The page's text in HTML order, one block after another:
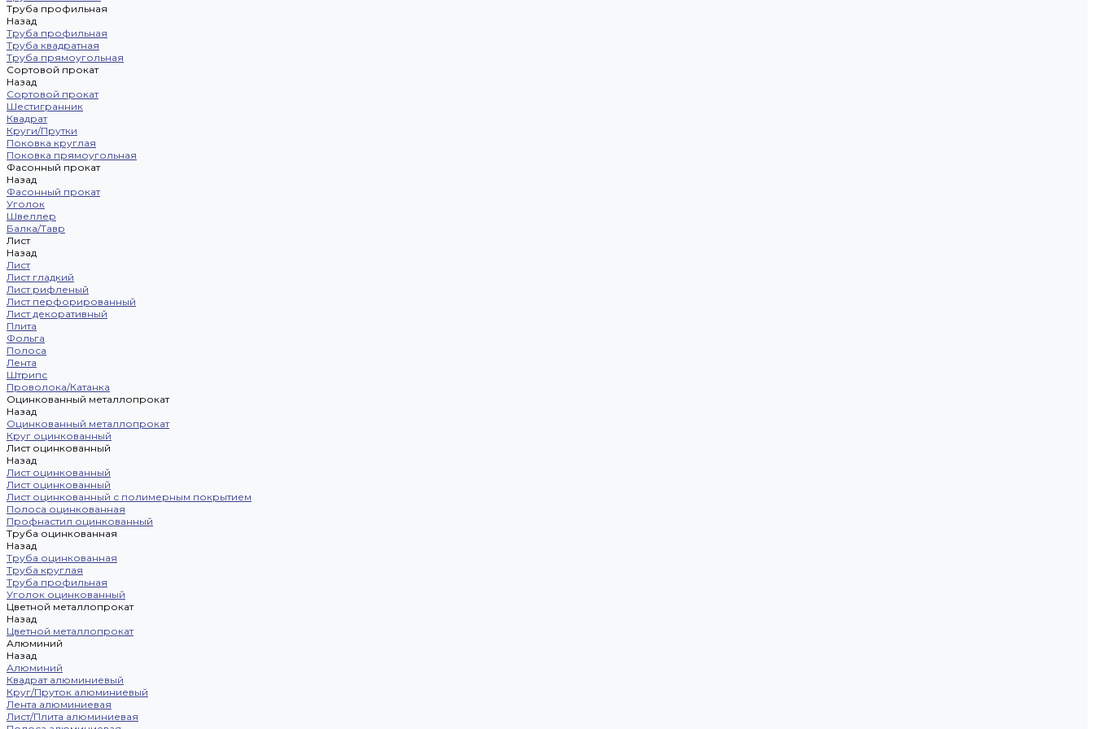
Труба профильная
Назад
Труба профильная
Труба квадратная
Труба прямоугольная
Сортовой прокат
Назад
Сортовой прокат
Шестигранник
Квадрат
Круги/Прутки
Поковка круглая
Поковка прямоугольная
Фасонный прокат
Назад
Фасонный прокат
Уголок
Швеллер
Балка/Тавр
Лист
Назад
Лист
Лист гладкий
Лист рифленый
Лист перфорированный
Лист декоративный
Плита
Фольга
Полоса
Лента
Штрипс
Проволока/Катанка
Оцинкованный металлопрокат
Назад
Оцинкованный металлопрокат
Круг оцинкованный
Лист оцинкованный
Назад
Лист оцинкованный
Лист оцинкованный
Лист оцинкованный с полимерным покрытием
Полоса оцинкованная
Профнастил оцинкованный
Труба оцинкованная
Назад
Труба оцинкованная
Труба круглая
Труба профильная
Уголок оцинкованный
Цветной металлопрокат
Назад
Цветной металлопрокат
Алюминий
Назад
Алюминий
Квадрат алюминиевый
Круг/Пруток алюминиевый
Лента алюминиевая
Лист/Плита алюминиевая